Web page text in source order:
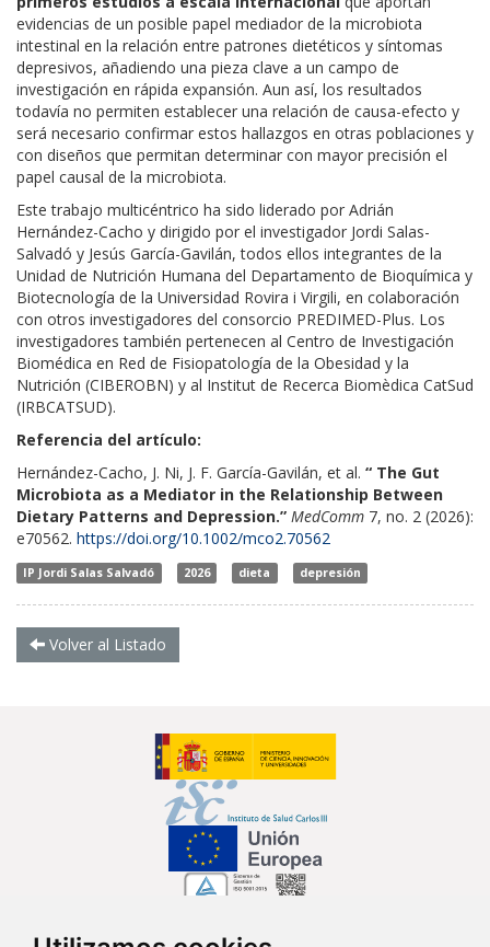
evidencias de un posible papel mediador de la microbiota
intestinal en la relación entre patrones dietéticos y síntomas
depresivos, añadiendo una pieza clave a un campo de
investigación en rápida expansión. Aun así, los resultados
todavía no permiten establecer una relación de causa-efecto y
será necesario confirmar estos hallazgos en otras poblaciones y
con diseños que permitan determinar con mayor precisión el
papel causal de la microbiota.
Este trabajo multicéntrico ha sido liderado por Adrián
Hernández-Cacho y dirigido por el investigador Jordi Salas-
Salvadó y Jesús García-Gavilán, todos ellos integrantes de la
Unidad de Nutrición Humana del Departamento de Bioquímica y
Biotecnología de la Universidad Rovira i Virgili, en colaboración
con otros investigadores del consorcio PREDIMED-Plus. Los
investigadores también pertenecen al Centro de Investigación
Biomédica en Red de Fisiopatología de la Obesidad y la
Nutrición (CIBEROBN) y al Institut de Recerca Biomèdica CatSud
(IRBCATSUD).
Referencia del artículo:
Hernández-Cacho, J. Ni, J. F. García-Gavilán, et al. “ The Gut
Microbiota as a Mediator in the Relationship Between
Dietary Patterns and Depression.” MedComm 7, no. 2 (2026):
e70562. https://doi.org/10.1002/mco2.70562
IP Jordi Salas Salvadó 2026 dieta depresión
Volver al Listado